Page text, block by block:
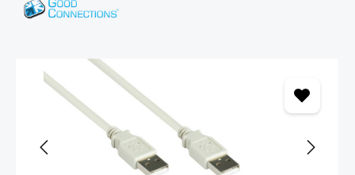
Bildergalerie überspringen